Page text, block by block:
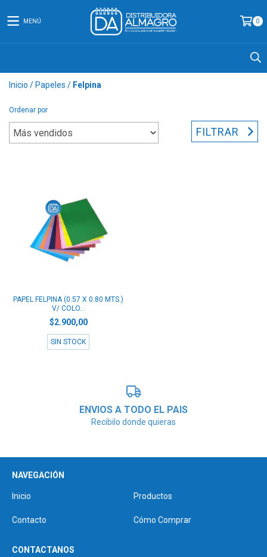
MENÚ 0
Inicio / Papeles / Felpina
Ordenar por
FILTRAR
PAPEL FELPINA (0.57 X 0.80 MTS.)
V/ COLO...
$2.900,00
SIN STOCK
ENVIOS A TODO EL PAIS
Recibilo donde quieras
NAVEGACIÓN
Inicio Productos
Contacto Cómo Comprar
CONTACTANOS